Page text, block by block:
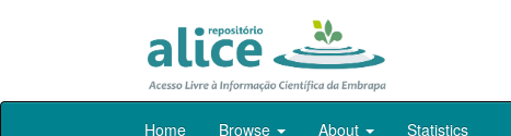
Skip
Home Browse About Statistics